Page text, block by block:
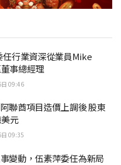
行業資深從業員Mike
事總經理
09:46
聯酋項目造價上調後 股東
元
09:35
變動，伍素萍委任為新局